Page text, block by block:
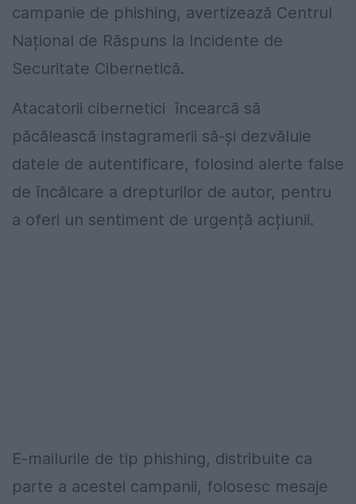
campanie de phishing, avertizează Centrul
Național de Răspuns la Incidente de
Securitate Cibernetică.
Atacatorii cibernetici încearcă să
păcălească instagramerii să-și dezvăluie
datele de autentificare, folosind alerte false
de încălcare a drepturilor de autor, pentru
a oferi un sentiment de urgență acțiunii.
E-mailurile de tip phishing, distribuite ca
parte a acestei campanii, folosesc mesaje